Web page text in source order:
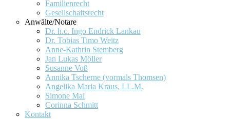
Familienrecht
Gesellschaftsrecht
Anwälte/Notare
Dr. h.c. Ingo Endrick Lankau
Dr. Tobias Timo Weitz
Anne-Kathrin Stemberg
Jan Lukas Möller
Susanne Voß
Annika Tscherne (vormals Thomsen)
Angelika Maria Kraus, LL.M.
Simone Mai
Corinna Schmitt
Kontakt